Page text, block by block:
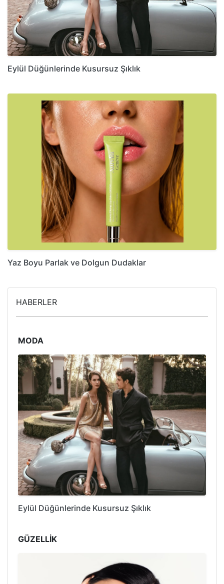
Eylül Düğünlerinde Kusursuz Şıklık
Yaz Boyu Parlak ve Dolgun Dudaklar
HABERLER
MODA
Eylül Düğünlerinde Kusursuz Şıklık
GÜZELLİK